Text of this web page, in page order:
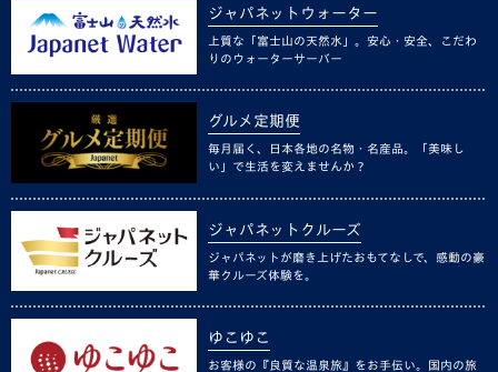
ジャパネットウォーター
上質な「富士山の天然水」。安心・安全、こだわ
りのウォーターサーバー
グルメ定期便
毎月届く、日本各地の名物・名産品。「美味し
い」で生活を変えませんか？
ジャパネットクルーズ
ジャパネットが磨き上げたおもてなしで、感動の豪
華クルーズ体験を。
ゆこゆこ
お客様の『良質な温泉旅』をお手伝い。国内の旅